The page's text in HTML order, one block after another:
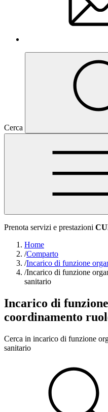
Cerca
Prenota servizi e prestazioni
Home
/Comparto
/Incarico di funzione
/Incarico di funzione
sanitario
Incarico di
coordinamento
Cerca in incarico di funzione
sanitario